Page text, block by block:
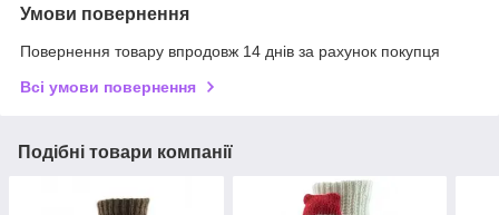
Умови повернення
Повернення товару впродовж 14 днів за рахунок покупця
Всі умови повернення
Подібні товари компанії